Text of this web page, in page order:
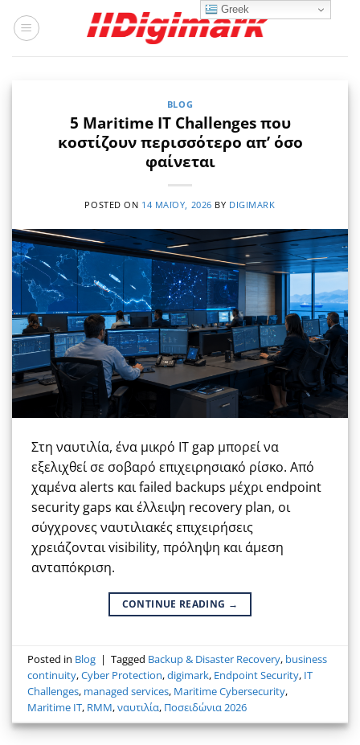
στο
BLOG
5 Maritime IT Challenges που
κοστίζουν περισσότερο απ’ όσο
φαίνεται
POSTED ON 14 ΜΑΪ́ΟΥ, 2026 BY DIGIMARK
Στη ναυτιλία, ένα μικρό IT gap μπορεί να
εξελιχθεί σε σοβαρό επιχειρησιακό ρίσκο. Από
χαμένα alerts και failed backups μέχρι endpoint
security gaps και έλλειψη recovery plan, οι
σύγχρονες ναυτιλιακές επιχειρήσεις
χρειάζονται visibility, πρόληψη και άμεση
ανταπόκριση.
CONTINUE READING →
Posted in Blog | Tagged Backup & Disaster Recovery, business
continuity,Cyber Protection,digimark, Endpoint Security, IT
Challenges, managed services, Maritime Cybersecurity,
Maritime IT, RMM,ναυτιλία, Ποσειδώνια 2026
Greek